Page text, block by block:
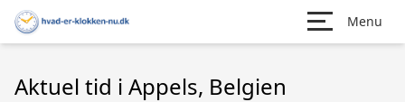
Menu
Aktuel tid i Appels, Belgien